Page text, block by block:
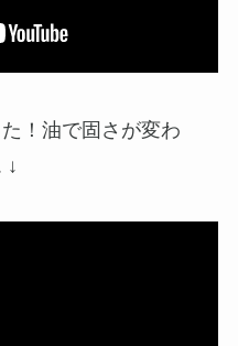
！油で固さが変わ
↓